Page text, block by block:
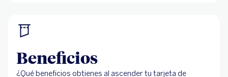
Beneficios
¿Qué beneficios obtienes al ascender tu tarjeta de